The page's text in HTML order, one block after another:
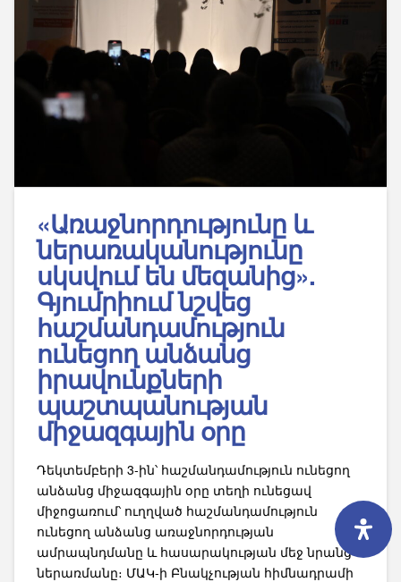
«Առաջնորդությունը և
ներառականությունը
սկսվում են մեզանից».
Գյումրիում նշվեց
հաշմանդամություն
ունեցող անձանց
իրավունքների
պաշտպանության
միջազգային օրը
Դեկտեմբերի 3-ին՝ հաշմանդամություն ունեցող
անձանց միջազգային օրը տեղի ունեցավ
միջոցառում՝ ուղղված հաշմանդամություն
ունեցող անձանց առաջնորդության
ամրապնդմանը և հասարակության մեջ նրանց
ներառմանը։ ՄԱԿ-ի Բնակչության հիմնադրամի